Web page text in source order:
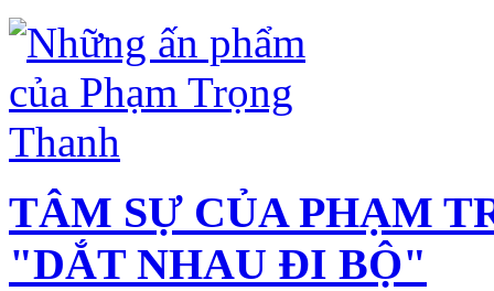
TÂM SỰ CỦA PHẠM
"DẮT NHAU ĐI BỘ"